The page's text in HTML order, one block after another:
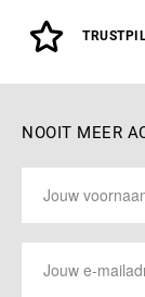
NOOIT MEER